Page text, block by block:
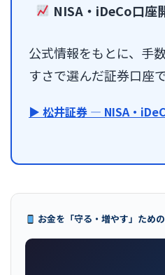
NISA・iDeCo口座
公式情報をもとに、手
すさで選んだ証券口座で
▶ 松井証券 — NISA・
お金を「守る・増やす」ため